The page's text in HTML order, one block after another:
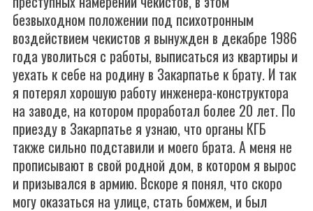
безвыходном положении под психотронным
воздействием чекистов я вынужден в декабре 1986
года уволиться с работы, выписаться из квартиры и
уехать к себе на родину в Закарпатье к брату. И так
я потерял хорошую работу инженера-конструктора
на заводе, на котором проработал более 20 лет. По
приезду в Закарпатье я узнаю, что органы КГБ
также сильно подставили и моего брата. А меня не
прописывают в свой родной дом, в котором я вырос
и призывался в армию. Вскоре я понял, что скоро
могу оказаться на улице, стать бомжем, и был